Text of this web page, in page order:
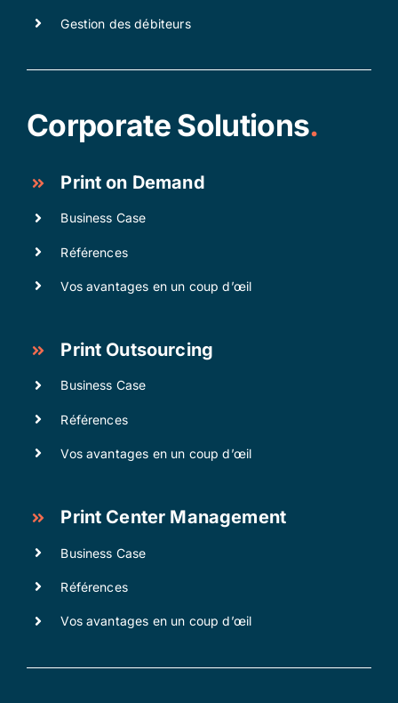
Gestion des débiteurs
Corporate Solutions.
Print on Demand
Business Case
Références
Vos avantages en un coup d’œil
Print Outsourcing
Business Case
Références
Vos avantages en un coup d’œil
Print Center Management
Business Case
Références
Vos avantages en un coup d’œil